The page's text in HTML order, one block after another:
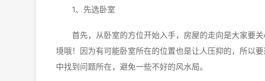
1、先选卧室
首先，从卧室的方位开始入手，房屋的走向是大家要关
境哦！因为有可能卧室所在的位置也是让人压抑的，所以
中找到问题所在，避免一些不好的风水局。